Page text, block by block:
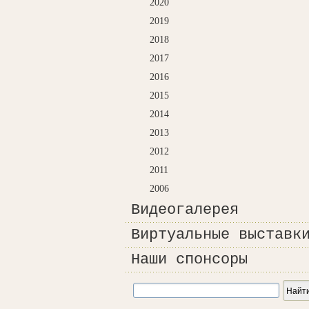
2020
2019
2018
2017
2016
2015
2014
2013
2012
2011
2006
Видеогалерея
Виртуальные
Наши спонсоры